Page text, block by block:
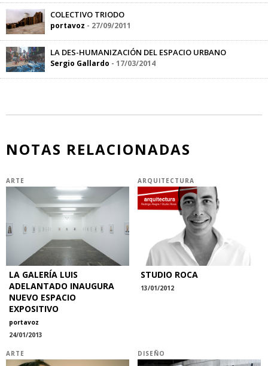
COLECTIVO TRIODO
portavoz - 27/09/2011
LA DES-HUMANIZACIÓN DEL ESPACIO URBANO
Sergio Gallardo - 17/03/2014
NOTAS RELACIONADAS
ARTE
LA GALERÍA LUIS
ADELANTADO INAUGURA
NUEVO ESPACIO
EXPOSITIVO
portavoz
24/01/2013
ARQUITECTURA
STUDIO ROCA
13/01/2012
ARTE DISEÑO